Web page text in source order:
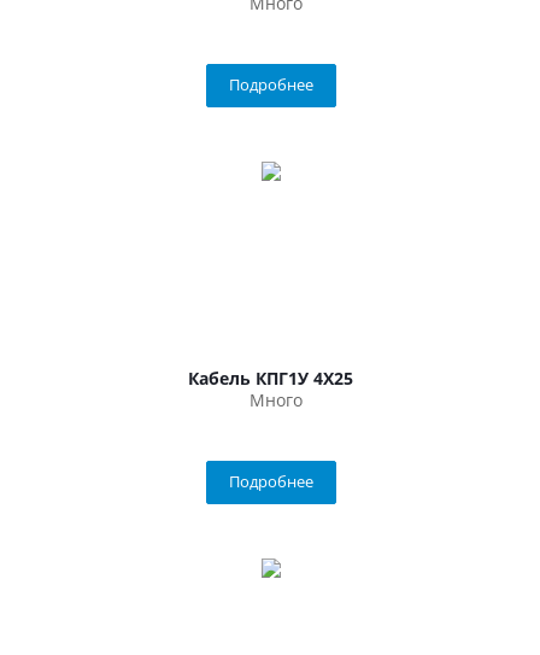
Подробнее
Кабель КПГ1У 4Х25
Много
Подробнее